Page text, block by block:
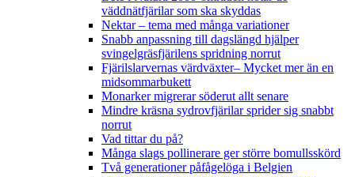
väddnätfjärilar som ska skyddas
Nektar – tema med många variationer
Snabb anpassning till dagslängd hjälper
svingelgräsfjärilens spridning norrut
Fjärilslarvernas värdväxter– Mycket mer än en
midsommarbukett
Monarker migrerar söderut allt senare
Mindre kräsna sydrovfjärilar sprider sig snabbt
norrut
Vad tittar du på?
Många slags pollinerare ger större bomullsskörd
Två generationer påfågelöga i Belgien